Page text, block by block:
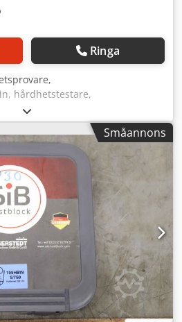
Ringa
hårdhetstestare,
- Överlåtelse: i
- Verktygssats: ej komplett -
Cedpfx Ajhck U
se bilder - Lådans mått:
kg
Småannons